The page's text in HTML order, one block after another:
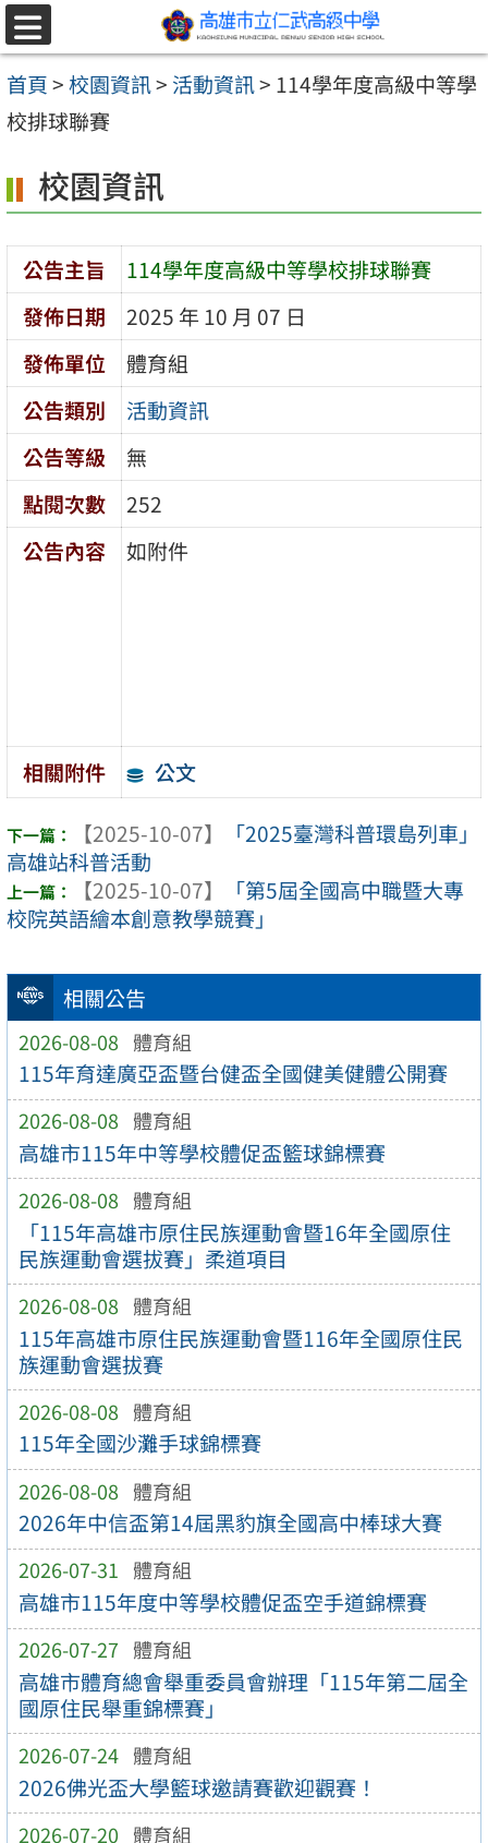
跳至主要內容區
選
單
首頁>校園資訊> 活動資訊> 114學年度高級中等學
校排球聯賽
相關公告
2026-08-08 體育組
115年育達廣亞盃暨台健盃全國健美健體公開賽
2026-08-08 體育組
高雄市115年中等學校體促盃籃球錦標賽
2026-08-08 體育組
「115年高雄市原住民族運動會暨16年全國原住
民族運動會選拔賽」柔道項目
2026-08-08 體育組
115年高雄市原住民族運動會暨116年全國原住民
族運動會選拔賽
2026-08-08 體育組
115年全國沙灘手球錦標賽
2026-08-08 體育組
2026年中信盃第14屆黑豹旗全國高中棒球大賽
2026-07-31 體育組
高雄市115年度中等學校體促盃空手道錦標賽
2026-07-27 體育組
高雄市體育總會舉重委員會辦理「115年第二屆全
國原住民舉重錦標賽」
2026-07-24 體育組
2026佛光盃大學籃球邀請賽歡迎觀賽！
2026-07-20 體育組
校園資訊
公告主旨
114學年度高級中等學校排球聯賽
發佈日期
2025 年 10 月 07 日
發佈單位
體育組
公告類別
活動資訊
公告等級
無
點閱次數
252
公告內容
如附件
相關附件 公文
【2025-10-07】
「2025臺灣科普環島列車」
高雄站科普活動
【2025-10-07】
「第5屆全國高中職暨大專
校院英語繪本創意教學競賽」